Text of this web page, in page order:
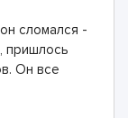
сломался -
пришлось
Он все